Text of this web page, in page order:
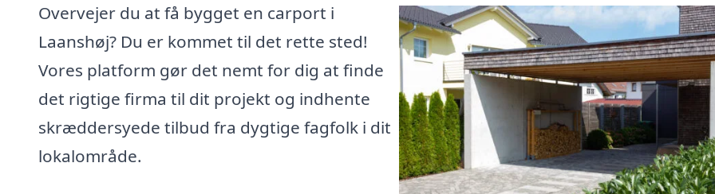
Overvejer du at få bygget en carport i
Laanshøj? Du er kommet til det rette sted!
Vores platform gør det nemt for dig at finde
det rigtige firma til dit projekt og indhente
skræddersyede tilbud fra dygtige fagfolk i dit
lokalområde.